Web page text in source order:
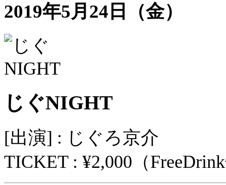
2019年5月24日（金）
じぐNIGHT
[出演] : じぐろ京介
TICKET : ¥2,000（